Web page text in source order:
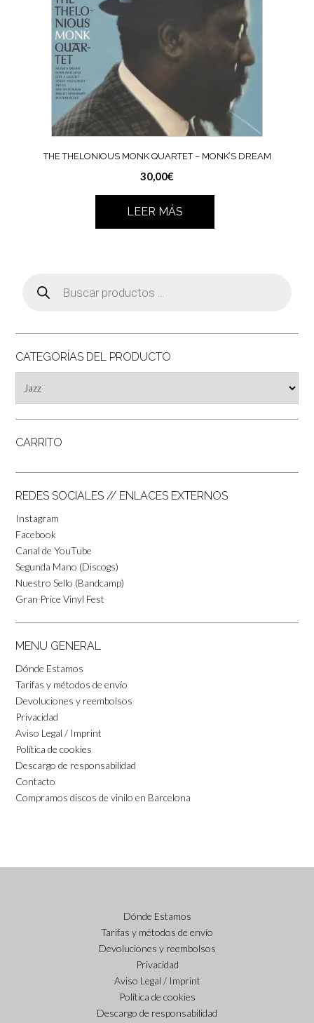
THE THELONIOUS MONK QUARTET ‎– MONK’S DREAM
30,00€
LEER MÁS
productos
CATEGORÍAS DEL PRODUCTO
CARRITO
REDES SOCIALES // ENLACES EXTERNOS
Instagram
Facebook
Canal de YouTube
Segunda Mano (Discogs)
Nuestro Sello (Bandcamp)
Gran Price Vinyl Fest
MENU GENERAL
Dónde Estamos
Tarifas y métodos de envío
Devoluciones y reembolsos
Privacidad
Aviso Legal / Imprint
Política de cookies
Descargo de responsabilidad
Contacto
Compramos discos de vinilo en Barcelona
Dónde Estamos
Tarifas y métodos de envío
Devoluciones y reembolsos
Privacidad
Aviso Legal / Imprint
Política de cookies
Descargo de responsabilidad